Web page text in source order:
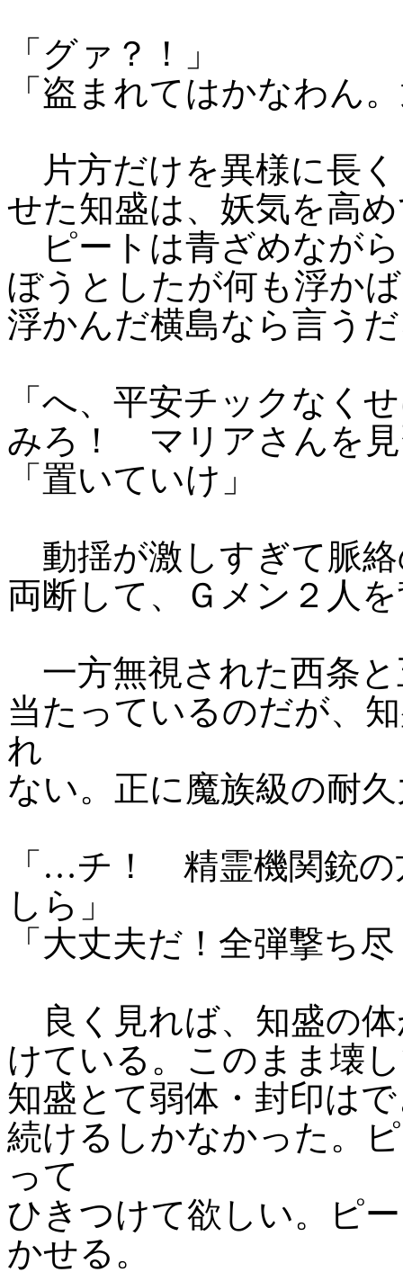
「グァ？！」
「盗まれてはかなわん
片方だけを異様に長
せた知盛は、妖気を高
ピートは青ざめなが
ぼうとしたが何も浮か
浮かんだ横島なら言う
「へ、平安チックなく
みろ！ マリアさんを見
「置いていけ」
動揺が激しすぎて脈
両断して、Ｇメン２人
一方無視された西条
当たっているのだが、
れ
ない。正に魔族級の耐
「…チ！ 精霊機関銃の
しら」
「大丈夫だ！全弾撃ち
良く見れば、知盛の
けている。このまま壊
知盛とて弱体・封印は
続けるしかなかった。
って
ひきつけて欲しい。ピ
かせる。